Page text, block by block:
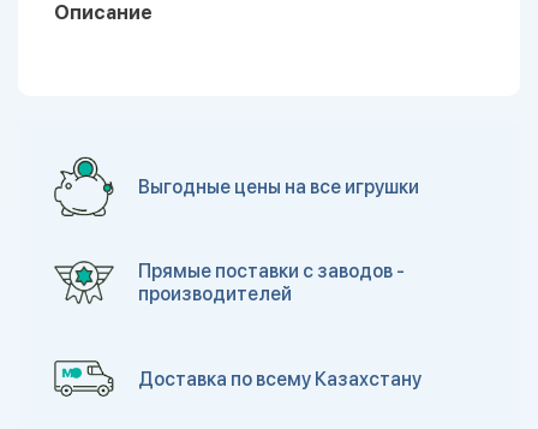
Описание
Выгодные цены на все игрушки
Прямые поставки с заводов -
производителей
Доставка по всему Казахстану